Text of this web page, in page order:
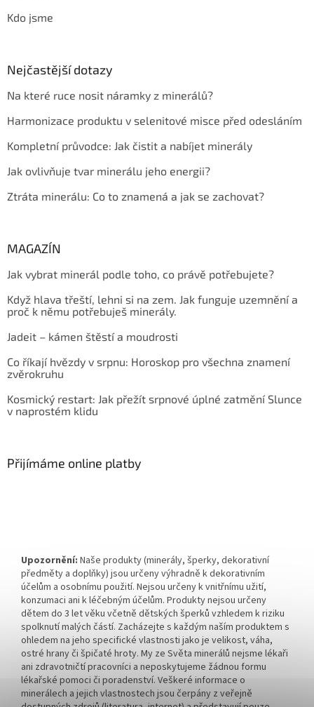
Kdo jsme
Nejčastější dotazy
Na které ruce nosit náramky z minerálů?
Harmonizace produktu v selenitové misce před odesláním
Kompletní průvodce: Jak čistit a nabíjet minerály
Jak ovlivňuje tvar minerálu jeho energii?
Ztráta minerálu: Co to znamená a jak se zachovat?
MAGAZÍN
Jak vybrat minerál podle toho, co právě potřebujete?
Když hlava třeští, lehni si na zem. Jak funguje uzemnění a
proč k němu potřebuješ minerály.
Jadeit – kámen štěstí a moudrosti
Co říkají hvězdy v srpnu: Horoskop pro všechna znamení
zvěrokruhu
Kosmický restart: Jak přežít srpnové úplné zatmění Slunce
v naprostém klidu
Přijímáme online platby
Upozornění: Naše produkty (minerály, šperky, dekorativní
předměty a doplňky) jsou určeny výhradně k dekorativním
účelům a osobnímu použití. Nejsou určeny k vnitřnímu užití,
konzumaci ani k léčebným účelům. Produkty nejsou určeny
dětem do 3 let věku včetně dětských šperků vzhledem k riziku
spolknutí malých částí. Zacházejte s každým naším produktem s
ohledem na jeho specifické vlastnosti jako je velikost, váha,
ostré hrany či špičaté hroty. My ze Světa minerálů nejsme lékaři
ani zdravotničtí pracovníci a neposkytujeme žádnou formu
lékařské pomoci či poradenství. Veškeré informace o
minerálech a jejich vlastnostech jsou čerpány z veřejně